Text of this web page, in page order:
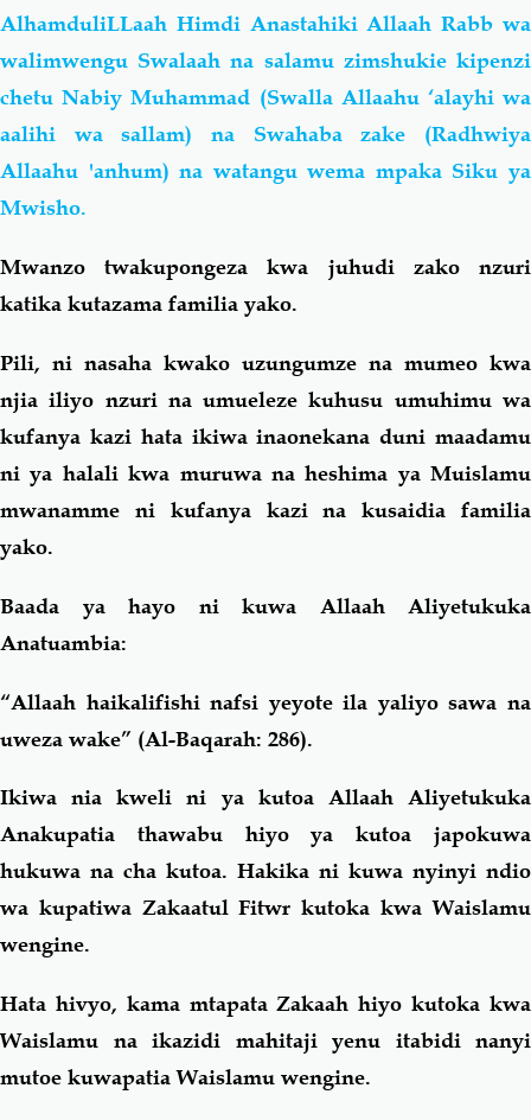
AlhamduliLLaah Himdi Anastahiki Allaah Rabb wa
walimwengu Swalaah na salamu zimshukie kipenzi
chetu Nabiy Muhammad (Swalla Allaahu ‘alayhi wa
aalihi wa sallam) na Swahaba zake (Radhwiya
Allaahu 'anhum) na watangu wema mpaka Siku ya
Mwisho.
Mwanzo twakupongeza kwa juhudi zako nzuri
katika kutazama familia yako.
Pili, ni nasaha kwako uzungumze na mumeo kwa
njia iliyo nzuri na umueleze kuhusu umuhimu wa
kufanya kazi hata ikiwa inaonekana duni maadamu
ni ya halali kwa muruwa na heshima ya Muislamu
mwanamme ni kufanya kazi na kusaidia familia
yako.
Baada ya hayo ni kuwa Allaah Aliyetukuka
Anatuambia:
“Allaah haikalifishi nafsi yeyote ila yaliyo sawa na
uweza wake” (Al-Baqarah: 286).
Ikiwa nia kweli ni ya kutoa Allaah Aliyetukuka
Anakupatia thawabu hiyo ya kutoa japokuwa
hukuwa na cha kutoa. Hakika ni kuwa nyinyi ndio
wa kupatiwa Zakaatul Fitwr kutoka kwa Waislamu
wengine.
Hata hivyo, kama mtapata Zakaah hiyo kutoka kwa
Waislamu na ikazidi mahitaji yenu itabidi nanyi
mutoe kuwapatia Waislamu wengine.